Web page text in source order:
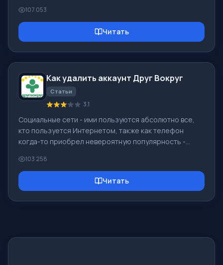
компьютер вирусом. В Сети есть много разных
сборок данной операционной системы. Лучше всего
оригинальный ISO образ Windows 7 скачать, так как
По ссылке https://www.microsoft.com/ru-ru/
107 053
Читать
Как удалить аккаунт Друг Вокруг
Статьи
3.1
Социальные сети - ими пользуются абсолютно все,
кто пользуется Интернетом, также как телефон
когда-то приобрел невероятную популярность -
всеобщей популярностью. [toc] Возможно в
ближайшем будущем у каждого жителя Земли будет
свой аккаунт в той, или иной социальной сети. Как
103 258
Читать